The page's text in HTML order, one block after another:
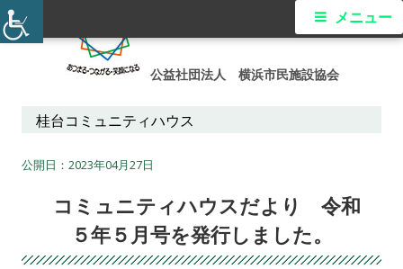
コ
ン
公益社団法人 横浜市民施設協会
メ
ニ
メニュー
桂台コミュニティハウス
2023年04月27日
コミュニティハウスだより 令和
５年５月号を発行しました。